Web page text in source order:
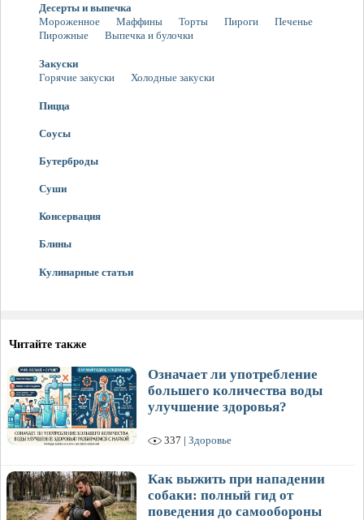
Десерты и выпечка
Мороженное
Маффины Торты Пироги
Печенье
Пирожные
Выпечка и булочки
Закуски
Горячие закуски
Холодные закуски
Пицца
Соусы
Бутерброды
Суши
Консервация
Блины
Кулинарные статьи
Читайте также
Означает ли употребление
большего количества воды
улучшение здоровья?
337 | Здоровье
Как выжить при нападении
собаки: полный гид от
поведения до самообороны